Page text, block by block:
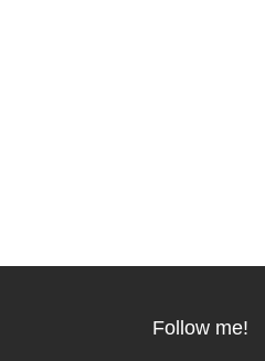
Follow me!